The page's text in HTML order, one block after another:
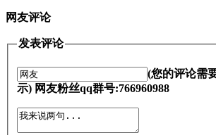
网友评论
发表评论
(您的评论需
示) 网友粉丝qq群号:766960988